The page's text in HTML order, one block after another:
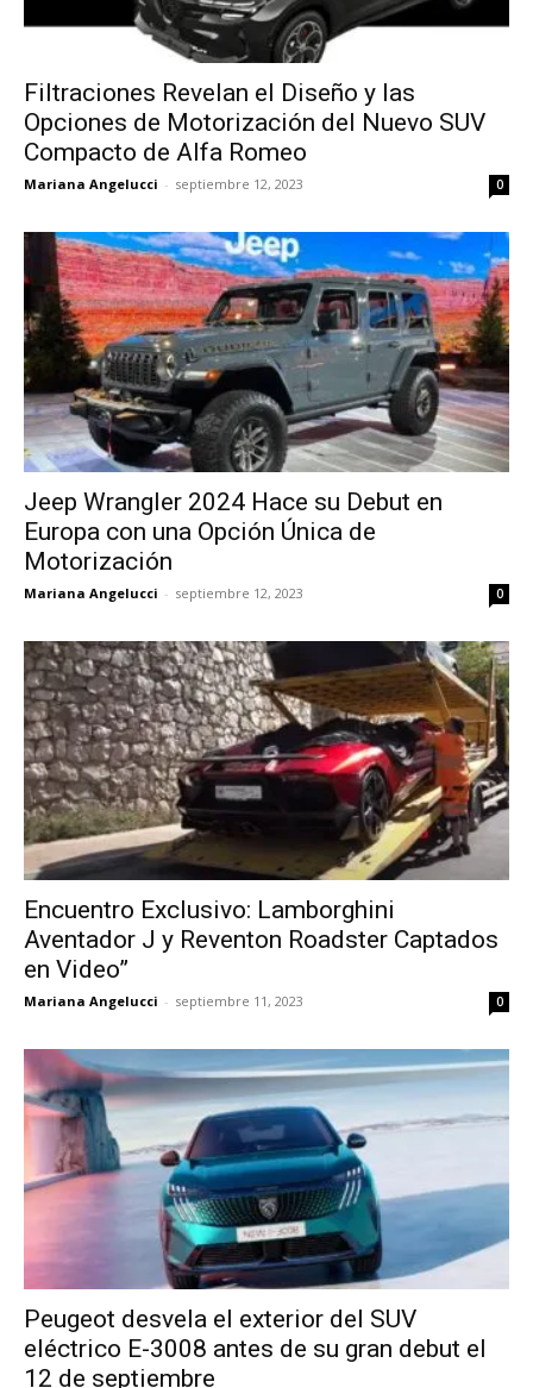
Filtraciones Revelan el Diseño y las
Opciones de Motorización del Nuevo SUV
Compacto de Alfa Romeo
Mariana Angelucci - septiembre 12, 2023 0
Jeep Wrangler 2024 Hace su Debut en
Europa con una Opción Única de
Motorización
Mariana Angelucci - septiembre 12, 2023 0
Encuentro Exclusivo: Lamborghini
Aventador J y Reventon Roadster Captados
en Video”
Mariana Angelucci - septiembre 11, 2023 0
Peugeot desvela el exterior del SUV
eléctrico E-3008 antes de su gran debut el
12 de septiembre